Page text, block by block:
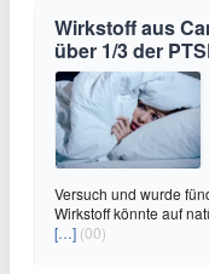
Wirkstoff aus
über 1/3 der
Versuch und wurde
Wirkstoff könnte auf
[…] (00)